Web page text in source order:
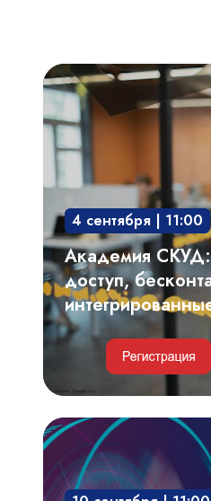
Академия
СКУД:
мобильный
доступ,
бесконтактная
интегрированные
системы
4 сентября | 11:00
Академия
доступ,
Видеоаналитика,
автоматизированный
видеоконтроль